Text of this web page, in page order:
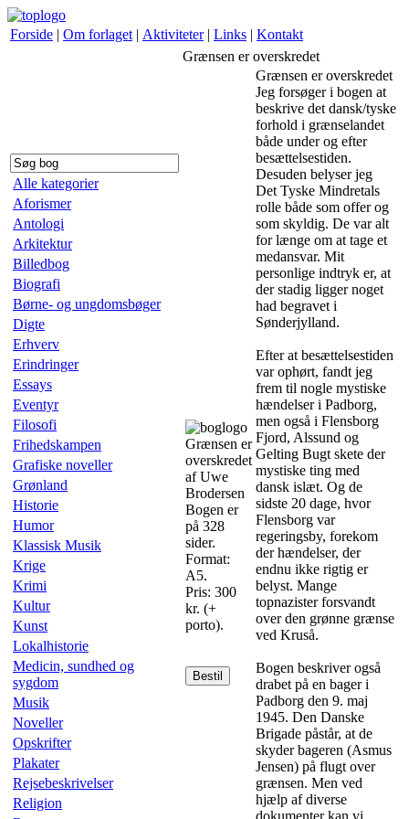
Forside | Om forlaget | Aktiviteter | Links | Kontakt
Alle kategorier
Aforismer
Antologi
Arkitektur
Billedbog
Biografi
Børne- og ungdomsbøger
Digte
Erhverv
Erindringer
Essays
Eventyr
Filosofi
Frihedskampen
Grafiske noveller
Grønland
Historie
Humor
Klassisk Musik
Krige
Krimi
Kultur
Kunst
Lokalhistorie
Medicin, sundhed og
sygdom
Musik
Noveller
Opskrifter
Plakater
Rejsebeskrivelser
Religion
Grænsen er overskredet
Grænsen er
overskredet
af Uwe
Brodersen
Bogen er
på 328
sider.
Format:
A5.
Pris: 300
kr. (+
porto).
Bestil
Grænsen er overskredet
Jeg forsøger i bogen at
beskrive det dansk/tyske
forhold i grænselandet
både under og efter
besættelsestiden.
Desuden belyser jeg
Det Tyske Mindretals
rolle både som offer og
som skyldig. De var alt
for længe om at tage et
medansvar. Mit
personlige indtryk er, at
der stadig ligger noget
had begravet i
Sønderjylland.
Efter at besættelsestiden
var ophørt, fandt jeg
frem til nogle mystiske
hændelser i Padborg,
men også i Flensborg
Fjord, Alssund og
Gelting Bugt skete der
mystiske ting med
dansk islæt. Og de
sidste 20 dage, hvor
Flensborg var
regeringsby, forekom
der hændelser, der
endnu ikke rigtig er
belyst. Mange
topnazister forsvandt
over den grønne grænse
ved Kruså.
Bogen beskriver også
drabet på en bager i
Padborg den 9. maj
1945. Den Danske
Brigade påstår, at de
skyder bageren (Asmus
Jensen) på flugt over
grænsen. Men ved
hjælp af diverse
dokumenter kan vi